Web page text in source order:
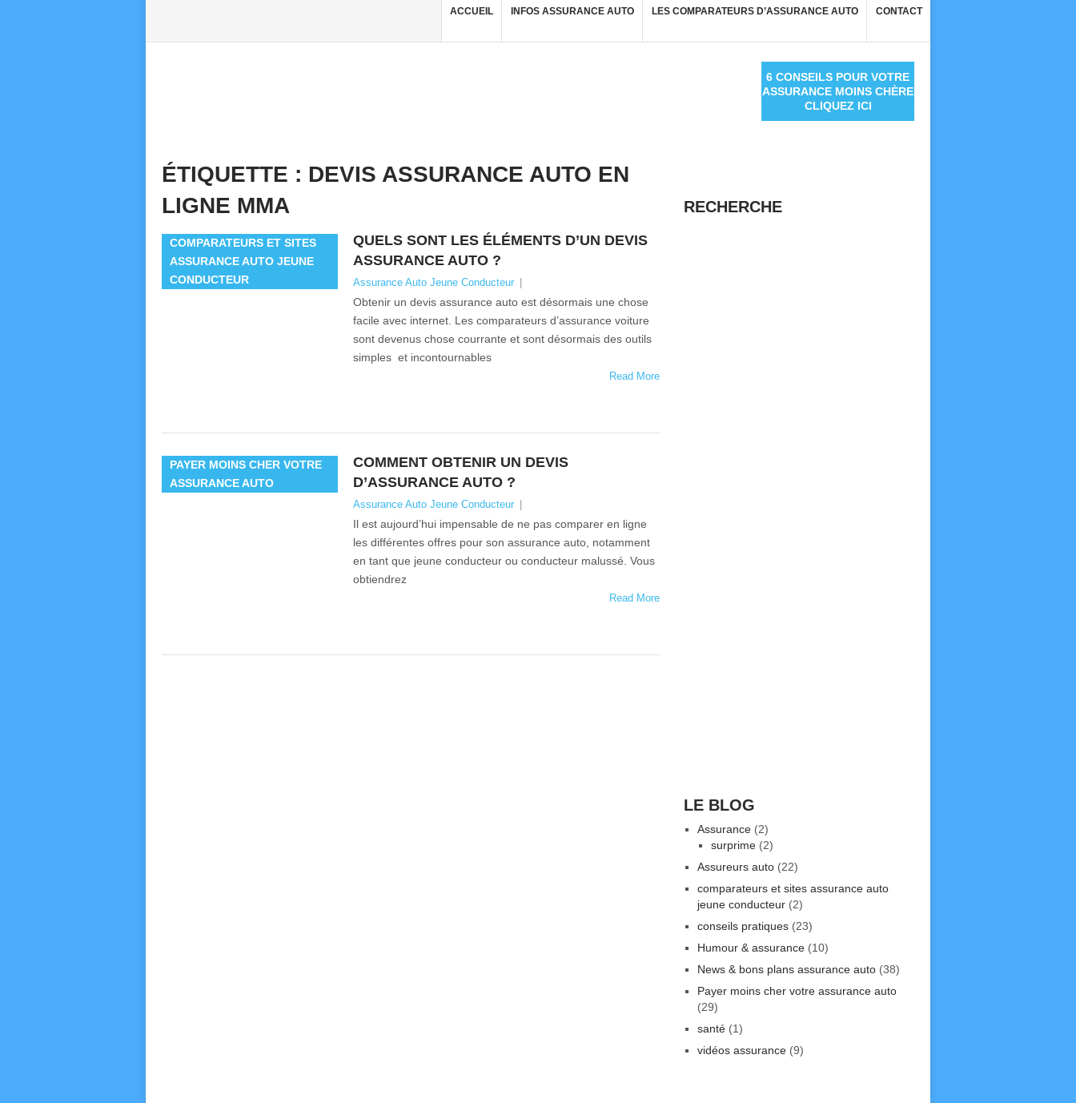
ACCUEIL INFOS ASSURANCE AUTO LES COMPARATEURS D’ASSURANCE AUTO CONTACT
6 CONSEILS POUR VOTRE
ASSURANCE MOINS CHÈRE
CLIQUEZ ICI
ÉTIQUETTE : DEVIS ASSURANCE AUTO EN
LIGNE MMA
COMPARATEURS ET SITES
ASSURANCE AUTO JEUNE
CONDUCTEUR
QUELS SONT LES ÉLÉMENTS D’UN DEVIS
ASSURANCE AUTO ?
Assurance Auto Jeune Conducteur
Obtenir un devis assurance auto est désormais une chose
facile avec internet. Les comparateurs d’assurance voiture
sont devenus chose courrante et sont désormais des outils
simples et incontournables
Read More
PAYER MOINS CHER VOTRE
ASSURANCE AUTO
COMMENT OBTENIR UN DEVIS
D’ASSURANCE AUTO ?
Assurance Auto Jeune Conducteur
Il est aujourd’hui impensable de ne pas comparer en ligne
les différentes offres pour son assurance auto, notamment
en tant que jeune conducteur ou conducteur malussé. Vous
obtiendrez
Read More
RECHERCHE
LE BLOG
Assurance (2)
surprime (2)
Assureurs auto (22)
comparateurs et sites assurance auto
jeune conducteur (2)
conseils pratiques (23)
Humour & assurance (10)
News & bons plans assurance auto (38)
Payer moins cher votre assurance auto
(29)
santé (1)
vidéos assurance (9)